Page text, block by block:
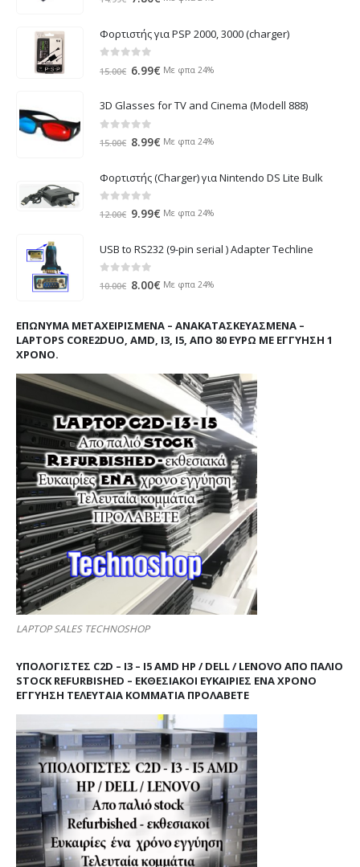
was:
14.99€.
τιμή
Φορτιστής για PSP 2000, 3000 (charger)
out of 5
15.00€ Original
was:
15.00€.
6.99€ Η
τιμή
Με φπα 24%
3D Glasses for TV and Cinema (Modell 888)
out of 5
15.00€ Original
was:
15.00€.
8.99€ Η
τιμή
είναι:
Με φπα 24%
Φορτιστής (Charger) για Nintendo DS Lite Bulk
out of 5
12.00€ Original
was:
12.00€.
9.99€ Η
τιμή
είναι:
Με φπα 24%
USB to RS232 (9-pin serial ) Adapter Techline
out of 5
10.00€ Original
10.00€.
8.00€ Η
είναι:
8.00€.
Με φπα 24%
ΕΠΏΝΥΜΑ ΜΕΤΑΧΕΙΡΙΣΜΈΝΑ – ΑΝΑΚΑΤΑΣΚΕΥΑΣΜΈΝΑ –
LAPTOPS CORE2DUO, AMD, I3, I5, ΑΠΌ 80 ΕΥΡΏ ΜΕ ΕΓΓΎΗΣΗ 1
ΧΡΌΝΟ.
LAPTOP SALES TECHNOSHOP
ΥΠΟΛΟΓΙΣΤΕΣ C2D – I3 – I5 AMD HP / DELL / LENOVO ΑΠΟ ΠΑΛΙΌ
STOCK REFURBISHED – ΕΚΘΕΣΙΑΚΟΊ ΕΥΚΑΙΡΊΕΣ ΈΝΑ ΧΡΌΝΟ
ΕΓΓΎΗΣΗ ΤΕΛΕΥΤΑΊΑ ΚΟΜΜΆΤΙΑ ΠΡΟΛΑΒΕΤΕ